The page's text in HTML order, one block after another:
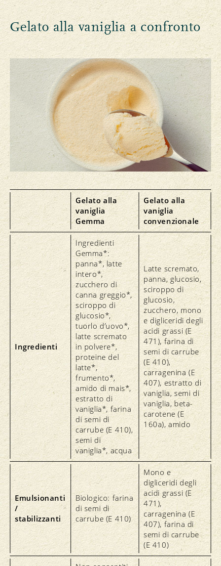
Gelato alla vaniglia a confronto
Gelato alla
vaniglia
Gemma
Gelato alla
vaniglia
convenzionale
Ingredienti
Ingredienti
Gemma*:
panna*, latte
intero*,
zucchero di
canna greggio*,
sciroppo di
glucosio*,
tuorlo d’uovo*,
latte scremato
in polvere*,
proteine del
latte*,
frumento*,
amido di mais*,
estratto di
vaniglia*, farina
di semi di
carrube (E 410),
semi di
vaniglia*, acqua
Latte scremato,
panna, glucosio,
sciroppo di
glucosio,
zucchero, mono
e digliceridi degli
acidi grassi (E
471), farina di
semi di carrube
(E 410),
carragenina (E
407), estratto di
vaniglia, semi di
vaniglia, beta-
carotene (E
160a), amido
Emulsionanti
/
stabilizzanti
Biologico: farina
di semi di
carrube (E 410)
Mono e
digliceridi degli
acidi grassi (E
471),
carragenina (E
407), farina di
semi di carrube
(E 410)